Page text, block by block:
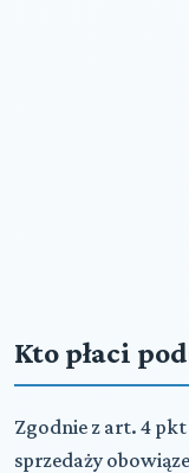
Kto płaci
Zgodnie z art. 4 pkt
sprzedaży